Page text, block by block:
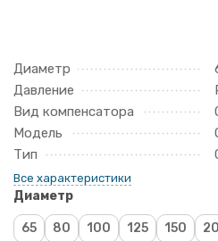
Диаметр
Давление
Вид компенсатора
Модель
Тип
Все характеристики
Диаметр
65 80 100 125 150